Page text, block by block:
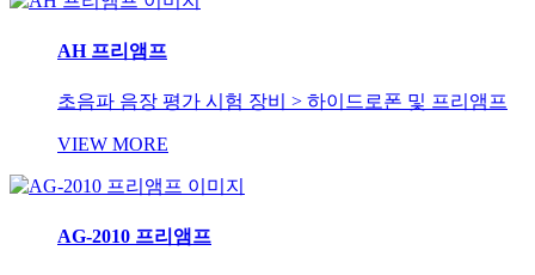
AH 프리앰프
초음파 음장 평가 시험 장비 > 하이드로폰 및 프리앰프
VIEW MORE
AG-2010 프리앰프